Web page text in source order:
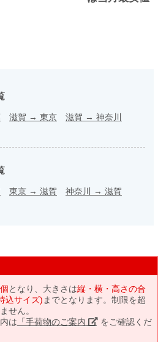
滋賀 → 東京 滋賀 → 神奈川
東京 → 滋賀 神奈川 → 滋賀
となり、大きさは縦・横・高さの合
込サイズ) までとなります。制限を超
せん。
は 「手荷物のご案内」 をご確認くだ